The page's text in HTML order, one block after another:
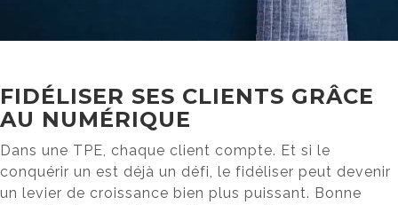
FIDÉLISER SES CLIENTS GRÂCE
AU NUMÉRIQUE
Dans une TPE, chaque client compte. Et si le
conquérir un est déjà un défi, le fidéliser peut devenir
un levier de croissance bien plus puissant. Bonne